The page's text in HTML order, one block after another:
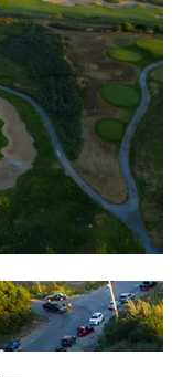
点検